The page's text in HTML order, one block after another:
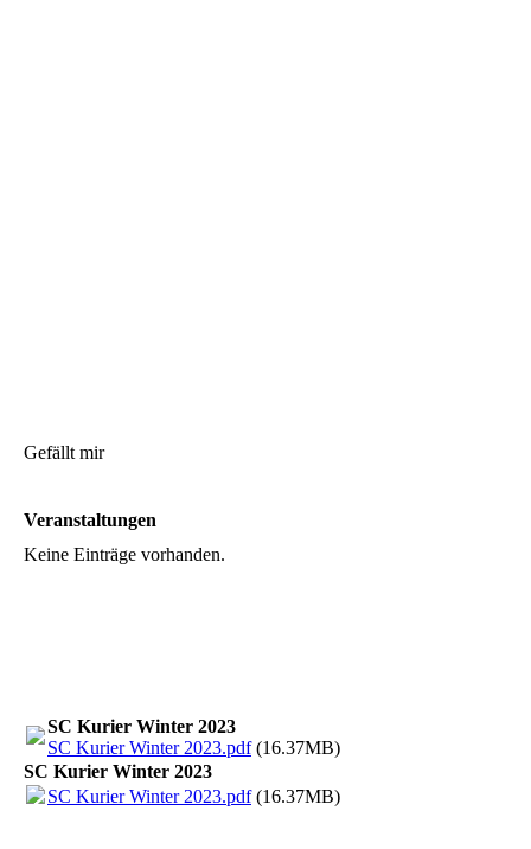
Gefällt mir
Veranstaltungen
Keine Einträge vorhanden.
SC Kurier Winter 2023
SC Kurier Winter 2023.pdf(16.37MB)
SC Kurier Winter 2023
SC Kurier Winter 2023.pdf(16.37MB)